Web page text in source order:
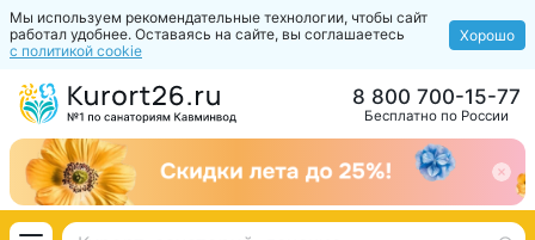
Мы используем рекомендательные технологии, чтобы сайт
работал удобнее. Оставаясь на сайте, вы соглашаетесь
с политикой cookie
Хорошо
Бесплатно по России
8 800 700-15-77